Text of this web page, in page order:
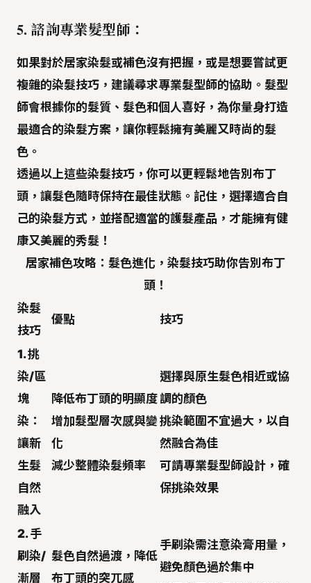
5. 諮詢專業髮型師：
如果對於居家染髮或補色沒有把握，或是想要嘗試更
複雜的染髮技巧，建議尋求專業髮型師的協助 。髮型
師會根據你的髮質、髮色和個人喜好，為你量身打造
最適合的染髮方案，讓你輕鬆擁有美麗又時尚的髮
色。
透過以上這些染髮技巧，你可以更輕鬆地告別布丁
頭，讓髮色隨時保持在最佳狀態。記住，選擇適合自
己的染髮方式，並搭配適當的護髮產品，才能擁有健
康又美麗的秀髮！
居家補色攻略：髮色進化，染髮技巧助你告別布丁
頭！
染髮
技巧
優點 技巧
1. 挑
染/區
塊
染：
讓新
生髮
自然
融入
降低布丁頭的明顯度
增加髮型層次感與變
化
減少整體染髮頻率
選擇與原生髮色相近或協
調的顏色
挑染範圍不宜過大，以自
然融合為佳
可請專業髮型師設計，確
保挑染效果
2. 手
刷染/
漸層
髮色自然過渡，降低
布丁頭的突兀感
手刷染需注意染膏用量，
避免顏色過於集中